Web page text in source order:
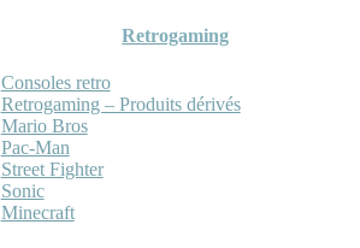
Retrogaming
Consoles retro
Retrogaming – Produits dérivés
Mario Bros
Pac-Man
Street Fighter
Sonic
Minecraft